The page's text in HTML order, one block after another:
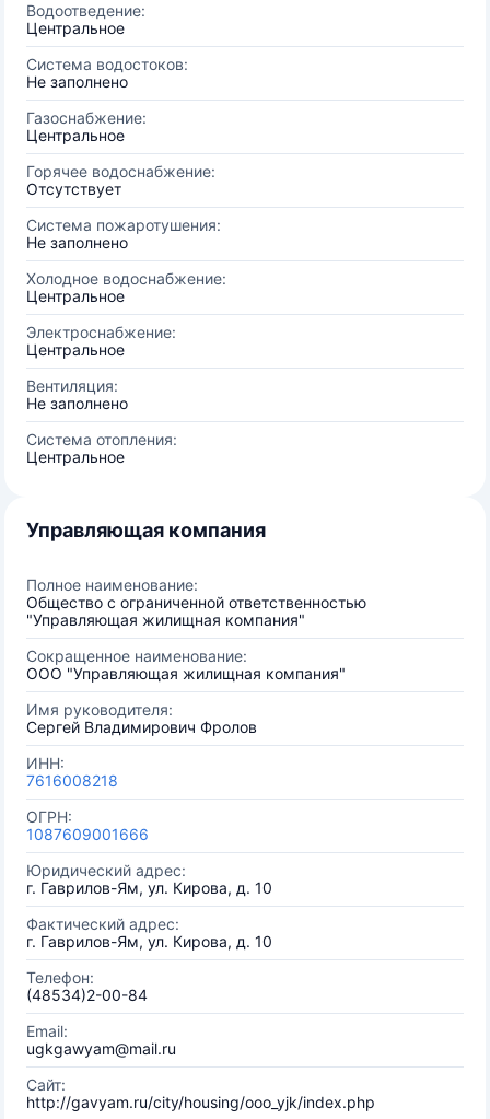
Водоотведение:
Центральное
Система водостоков:
Не заполнено
Газоснабжение:
Центральное
Горячее водоснабжение:
Отсутствует
Система пожаротушения:
Не заполнено
Холодное водоснабжение:
Центральное
Электроснабжение:
Центральное
Вентиляция:
Не заполнено
Система отопления:
Центральное
Управляющая компания
Полное наименование:
Общество с ограниченной ответственностью
"Управляющая жилищная компания"
Сокращенное наименование:
ООО "Управляющая жилищная компания"
Имя руководителя:
Сергей Владимирович Фролов
ИНН:
7616008218
ОГРН:
1087609001666
Юридический адрес:
г. Гаврилов-Ям, ул. Кирова, д. 10
Фактический адрес:
г. Гаврилов-Ям, ул. Кирова, д. 10
Телефон:
(48534)2-00-84
Email:
ugkgawyam@mail.ru
Сайт:
http://gavyam.ru/city/housing/ooo_yjk/index.php